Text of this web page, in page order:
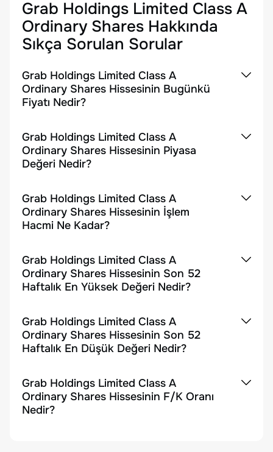
Grab Holdings Limited Class A
Ordinary Shares Hakkında
Sıkça Sorulan Sorular
Grab Holdings Limited Class A
Ordinary Shares Hissesinin Bugünkü
Fiyatı Nedir?
Grab Holdings Limited Class A
Ordinary Shares Hissesinin Piyasa
Değeri Nedir?
Grab Holdings Limited Class A
Ordinary Shares Hissesinin İşlem
Hacmi Ne Kadar?
Grab Holdings Limited Class A
Ordinary Shares Hissesinin Son 52
Haftalık En Yüksek Değeri Nedir?
Grab Holdings Limited Class A
Ordinary Shares Hissesinin Son 52
Haftalık En Düşük Değeri Nedir?
Grab Holdings Limited Class A
Ordinary Shares Hissesinin F/K Oranı
Nedir?